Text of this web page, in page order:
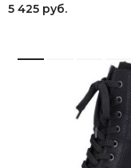
5 425 руб.